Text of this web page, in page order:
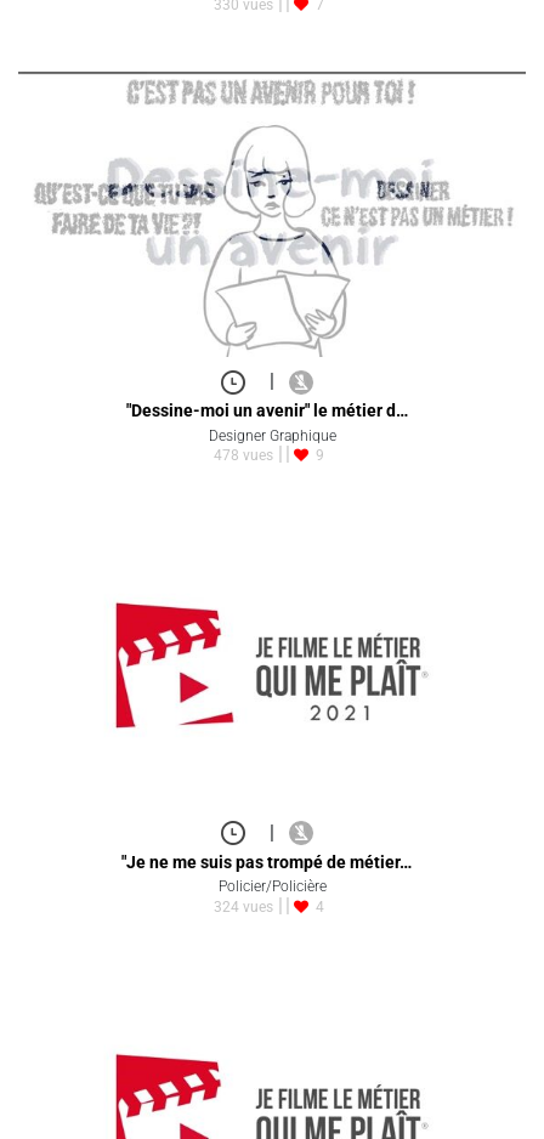
330 vues 7
|
"Dessine-moi un avenir" le métier d…
Designer Graphique
478 vues
9
|
"Je ne me suis pas trompé de métier…
Policier/Policière
324 vues
4